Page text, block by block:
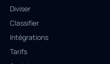
Diviser
Classifier
Intégrations
Tarifs